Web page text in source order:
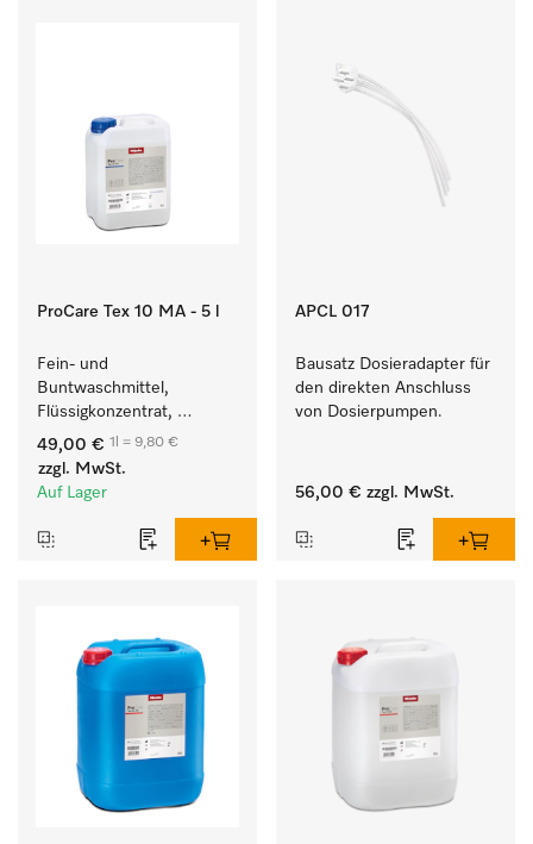
ProCare Tex 10 MA - 5 l
Fein- und
Buntwaschmittel,
Flüssigkonzentrat,
mildalkalisch, 5 l zur
Reinigung von
Buntwäsche und
49,00 € 1l = 9,80 €
zzgl. MwSt.
Auf Lager
APCL 017
Bausatz Dosieradapter für
den direkten Anschluss
von Dosierpumpen.
56,00 € zzgl. MwSt.